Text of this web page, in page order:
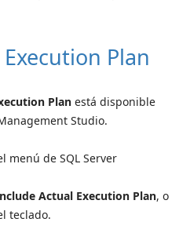
Plan
Plan está disponible
Studio.
menú de SQL Server
Actual Execution Plan, o
teclado.